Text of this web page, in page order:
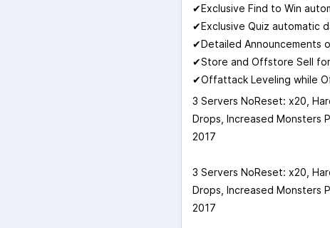
✔Exclusive Find to Win
✔Exclusive Quiz automatic
✔Detailed Announcements
✔Store and Offstore Sell for
✔Offattack Leveling while
3 Servers NoReset: x20,
Drops, Increased Monsters
2017
3 Servers NoReset: x20,
Drops, Increased Monsters
2017